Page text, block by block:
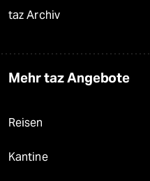
taz Archiv
Mehr taz Angebote
Reisen
Kantine